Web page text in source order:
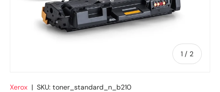
1 / di
2
Xerox | SKU: toner_standard_n_b210